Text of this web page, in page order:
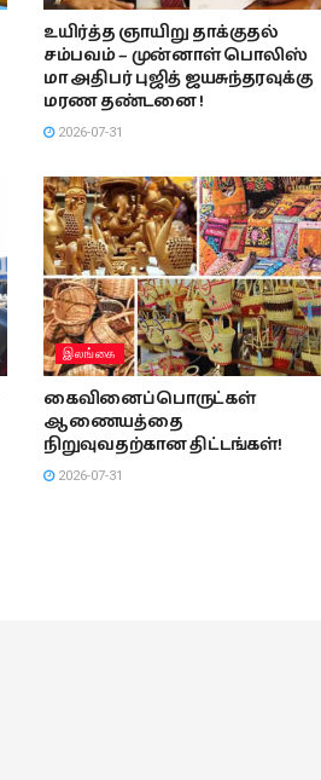
உயிர்த்த ஞாயிறு தாக்குதல்
சம்பவம் – முன்னாள் பொலிஸ்
மா அதிபர் புஜித் ஜயசுந்தரவுக்கு
மரண தண்டனை !
2026-07-31
இலங்கை
கைவினைப்பொருட்கள்
ஆணையத்தை
நிறுவுவதற்கான திட்டங்கள்!
2026-07-31